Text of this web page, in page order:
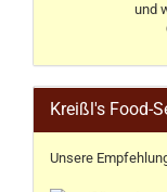
und
Kreißl's Food-
Unsere